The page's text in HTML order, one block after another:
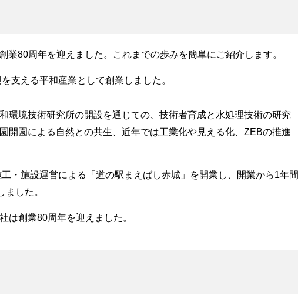
業80周年を迎えました。これまでの歩みを簡単にご紹介します。
支える平和産業として創業しました。
環境技術研究所の開設を通じての、技術者育成と水処理技術の研究
開園による自然との共生、近年では工業化や見える化、ZEBの推進
・施設運営による「道の駅まえばし赤城」を開業し、開業から1年間
した。
は創業80周年を迎えました。